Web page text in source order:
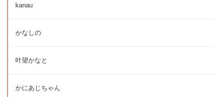
kanau
かなしの
叶望かなと
かにあじちゃん